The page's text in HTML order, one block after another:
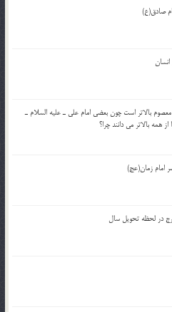
صادق(ع)
مقام و درجه كدام يك از 14 معصوم بالاتر است چون بعضي امام علي ـ عليه السلام ـ
همه بالاتر مي دانند چرا؟
امام زمان(عج)
در لحظه تحویل سال